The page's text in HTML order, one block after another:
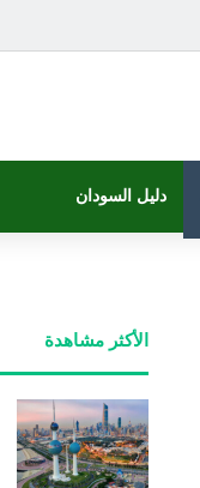
دليل السودان
الأكثر مشاهدة